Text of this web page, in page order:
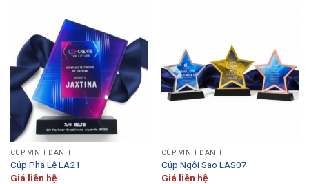
CÚP VINH DANH
Cúp Pha Lê LA21
Giá liên hệ
CÚP VINH DANH
Cúp Ngôi Sao LAS07
Giá liên hệ